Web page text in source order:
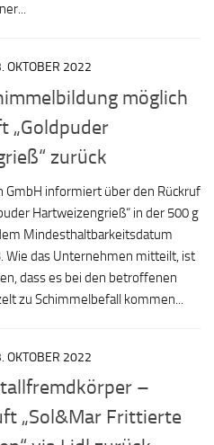
OKTOBER 2022
möglich
„Goldpuder
zurück
GmbH informiert über den Rückruf
Hartweizengrieß“ in der 500 g
Mindesthaltbarkeitsdatum
Wie das Unternehmen mitteilt, ist
dass es bei den betroffenen
zu Schimmelbefall kommen...
OKTOBER 2022
–
„Sol&Mar Frittierte